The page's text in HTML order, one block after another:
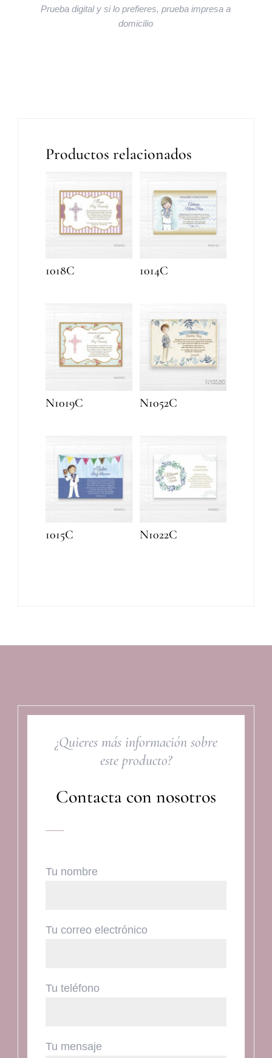
Prueba digital y si lo prefieres, prueba impresa a
domicilio
Productos relacionados
1018C 1014C
N1019C N1052C
1015C N1022C
¿Quieres más información sobre
este producto?
Contacta con nosotros
Tu nombre
Tu correo electrónico
Tu teléfono
Tu mensaje